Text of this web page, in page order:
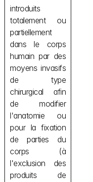
introduits
totalement ou
partiellement
dans le corps
humain par des
moyens invasifs
de type
chirurgical afin
de modifier
l'anatomie ou
pour la fixation
de parties du
corps (à
l'exclusion des
produits de